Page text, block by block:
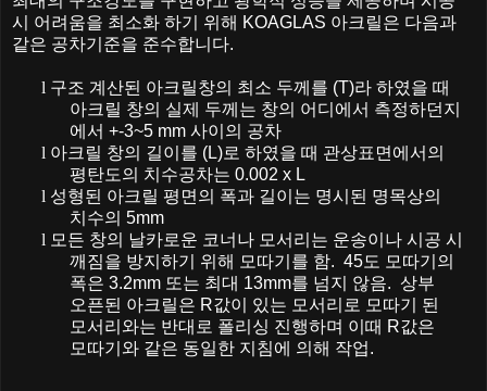
시
어려움을 최소화 하기 위해 KOAGLAS 아크릴은 다음과
같은 공차기준을 준수합니다.
l 구조 계산된 아크릴창의 최소 두께를 (T)라 하였을 때
아크릴 창의 실제 두께는 창의 어디에서 측정하던지
에서+-3~5 mm사이의 공차
l 아크릴 창의 길이를 (L)로 하였을 때 관상표면에서의
평탄도의 치수공차는 0.002 x L
l 성형된 아크릴 평면의 폭과 길이는 명시된 명목상의
치수의 5mm
l 모든 창의 날카로운 코너나 모서리는 운송이나 시공 시
깨짐을 방지하기 위해 모따기를 함. 45도 모따기의
폭은 3.2mm 또는 최대 13mm를 넘지 않음.상부
오픈된 아크릴은 R값이 있는 모서리로 모따기
된
모서리와는 반대로 폴리싱 진행하며 이때 R값은
모따기와 같은 동일한 지침에 의해 작업.